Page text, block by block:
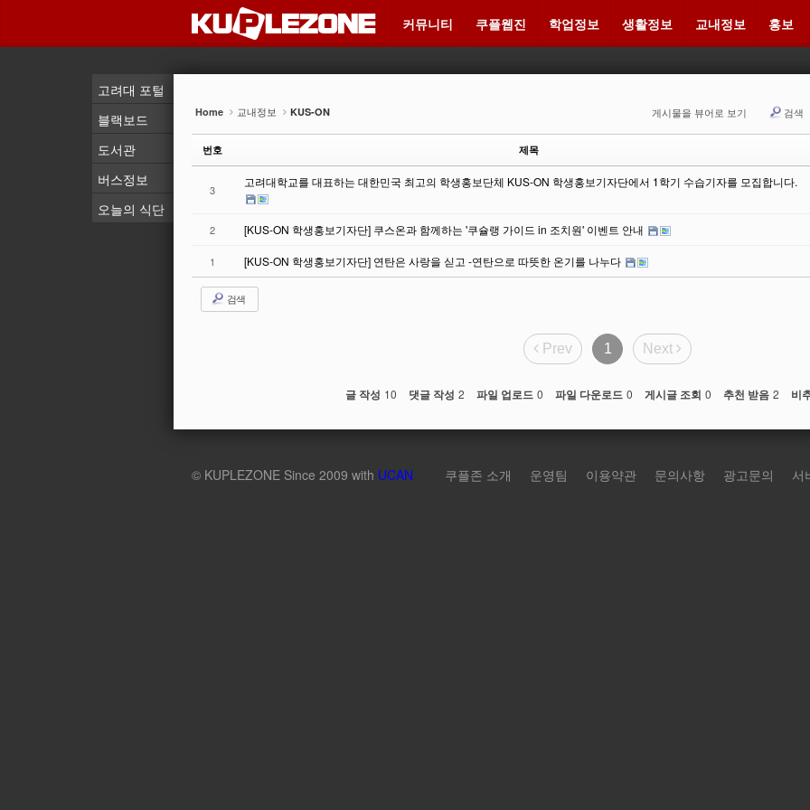
커뮤니티 쿠플웹진 학업정보 생활정보 교내정보 홍보
Home 교내정보 KUS-ON 게시물을 뷰어로 보기 검색
번호 제목
3
고려대학교를 대표하는 대한민국 최고의 학생홍보단체 KUS-ON 학생홍보기자단에서 1학기 수습기자를 모집합니다.
2 [KUS-ON 학생홍보기자단] 쿠스온과 함께하는 '쿠슐랭 가이드 in 조치원' 이벤트 안내
1 [KUS-ON 학생홍보기자단] 연탄은 사랑을 싣고 -연탄으로 따뜻한 온기를 나누다
검색
Prev 1 Next
글 작성 10 댓글 작성 2 파일 업로드 0 파일 다운로드 0 게시글 조회 0 추천 받음 2 비
© KUPLEZONE Since 2009 with UCAN 쿠플존 소개 운영팀 이용약관 문의사항 광고문의 서
고려대 포털
블랙보드
도서관
버스정보
오늘의 식단